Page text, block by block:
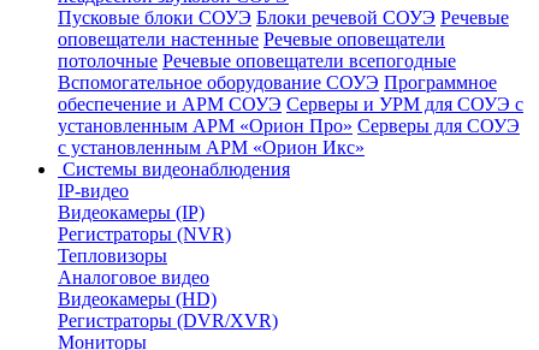
Пусковые блоки СОУЭ Блоки речевой СОУЭ Речевые
оповещатели настенные Речевые оповещатели
потолочные Речевые оповещатели всепогодные
Вспомогательное оборудование СОУЭ Программное
обеспечение и АРМ СОУЭ Серверы и УРМ для СОУЭ с
установленным АРМ «Орион Про» Серверы для СОУЭ
с установленным АРМ «Орион Икс»
Системы видеонаблюдения
IP-видео
Видеокамеры (IP)
Регистраторы (NVR)
Тепловизоры
Аналоговое видео
Видеокамеры (HD)
Регистраторы (DVR/XVR)
Мониторы